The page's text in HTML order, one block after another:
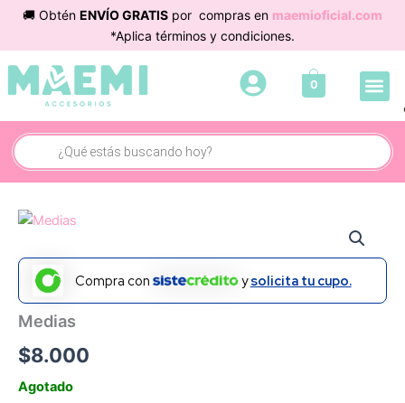
contenido
🚚 Obtén ENVÍO GRATIS por compras en maemioficial.com
*Aplica términos y condiciones.
0
Búsqueda
de
productos
Compra con ysolicita tu cupo.
Medias
$8.000
Agotado